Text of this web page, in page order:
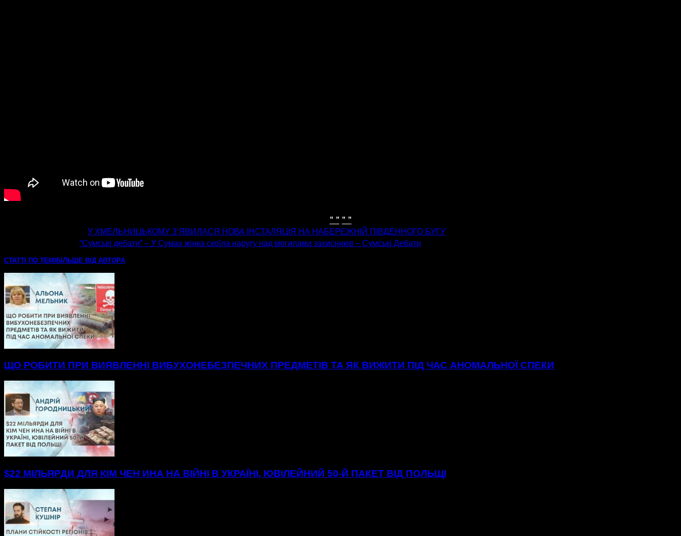
" " " "
У ХМЕЛЬНИЦЬКОМУ З’ЯВИЛАСЯ НОВА ІНСТАЛЯЦІЯ НА НАБЕРЕЖНІЙ ПІВДЕННОГО БУГУ
“Сумські дебати” – У Сумах жінка скоїла наругу над могилами захисників – Сумські Дебати
СТАТТІ ПО ТЕМІ БІЛЬШЕ ВІД АВТОРА
ЩО РОБИТИ ПРИ ВИЯВЛЕННІ ВИБУХОНЕБЕЗПЕЧНИХ ПРЕДМЕТІВ ТА ЯК ВИЖИТИ ПІД ЧАС АНОМАЛЬНОЇ СПЕКИ
$22 МІЛЬЯРДИ ДЛЯ КІМ ЧЕН ИНА НА ВІЙНІ В УКРАЇНІ, ЮВІЛЕЙНИЙ 50-Й ПАКЕТ ВІД ПОЛЬЩІ